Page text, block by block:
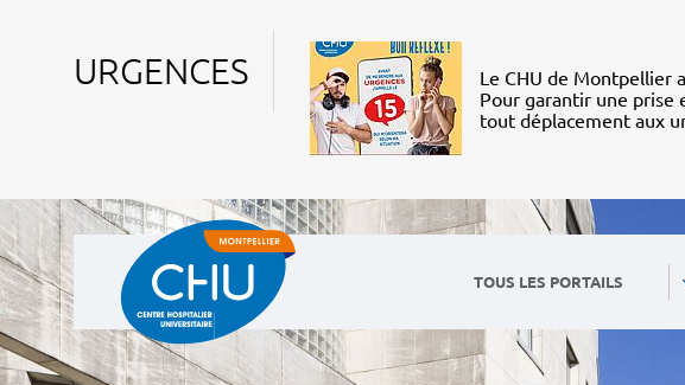
URGENCES
Le CHU de Montpellier
Pour garantir une prise
tout déplacement aux
TOUS LES PORTAILS